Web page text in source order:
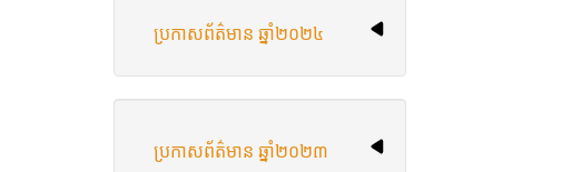
ប្រកាសព័ត៌មាន ឆ្នាំ២០២៤
ប្រកាសព័ត៌មាន ឆ្នាំ២០២៣